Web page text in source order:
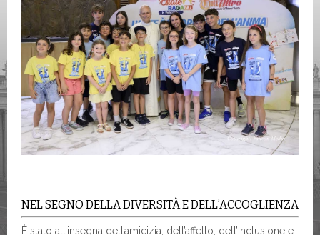
NEL SEGNO DELLA DIVERSITÀ E DELL’ACCOGLIENZA
È stato all’insegna dell’amicizia, dell’affetto, dell’inclusione e